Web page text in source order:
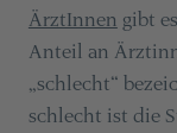
ÄrztInnen gibt
Anteil an
„schlecht“
schlecht ist die